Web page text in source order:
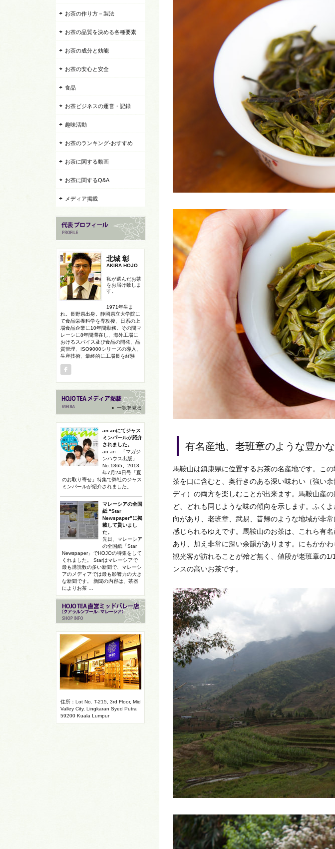
有名産地、老班章のような豊か
馬鞍山は鎮康県に位置するお茶の名産地です。こ
茶を口に含むと、奥行きのある深い味わい（強い
ディ）の両方を楽しむことが出来ます。馬鞍山産
ど、どれも同じような味の傾向を示します。ふく
向があり、老班章、武易、昔帰のような地域が非
感じられるゆえです。馬鞍山のお茶は、これら有
あり、加え非常に深い余韻があります。にもかか
観光客が訪れることが殆ど無く、値段が老班章の
ンスの高いお茶です。
お茶の作り方－製法
お茶の品質を決める各種要素
お茶の成分と効能
お茶の安心と安全
食品
お茶ビジネスの運営・記録
趣味活動
お茶のランキング-おすすめ
お茶に関する動画
お茶に関するQ&A
メディア掲載
北城 彰
AKIRA HOJO
私が選んだお茶
をお届け致しま
す。
1971年生ま
れ。長野県出身。静岡県立大学院に
て食品栄養科学を専攻後、日系の上
場食品企業に10年間勤務。その間マ
レーシに8年間滞在し、海外工場に
おけるスパイス及び食品の開発、品
質管理、ISO9000シリーズの導入、
生産技術、最終的に工場長を経験
an anにてジャス
ミンパールが紹介
されました。
an an 「マガジ
ンハウス出版」
No.1865、2013
年7月24日号「夏
のお取り寄せ」特集で弊社のジャス
ミンパールが紹介されました。
マレーシアの全国
紙 “Star
Newspaper”に掲
載して貰いまし
た。
先日、マレーシア
の全国紙「Star
Newspaper」でHOJOの特集をして
くれました。 Starはマレーシアで
最も購読数の多い新聞で、マレーシ
アのメディアでは最も影響力の大き
な新聞です。 新聞の内容は、茶器
によりお茶 …
住所：Lot No. T-215, 3rd Floor, Mid
Valley City, Lingkaran Syed Putra
59200 Kuala Lumpur